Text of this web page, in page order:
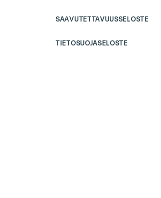
SAAVUTETTAVUUSSELOSTE
TIETOSUOJASELOSTE